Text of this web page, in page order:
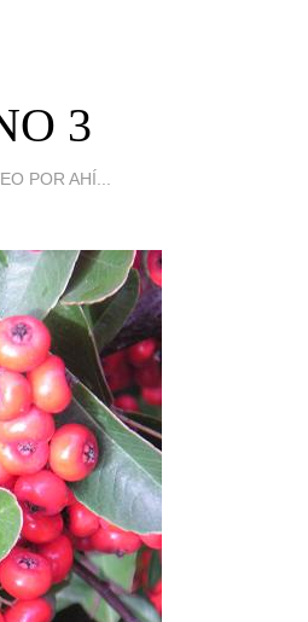
3
POR AHÍ...